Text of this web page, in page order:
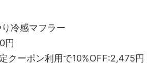
冷感マフラー
円
クーポン利用で10%OFF:2,475円